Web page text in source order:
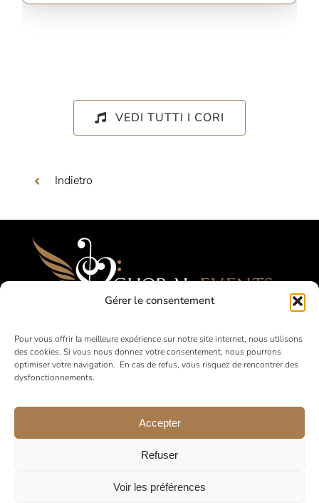
Gérer le consentement
Pour vous offrir la meilleure expérience sur notre site internet, nous utilisons
des cookies. Si vous nous donnez votre consentement, nous pourrons
optimiser votre navigation. En cas de refus, vous risquez de rencontrer des
dysfonctionnements.
Accepter
Refuser
Voir les préférences
VEDI TUTTI I CORI
Indietro
Festival, Concorsi, Tournées per Cori
Amatoriali